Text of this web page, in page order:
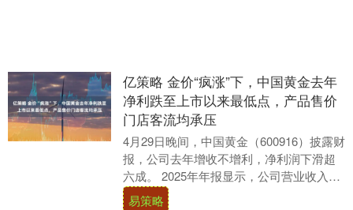
亿策略 金价“疯涨”下，中国黄金去年
净利跌至上市以来最低点，产品售价
门店客流均承压
4月29日晚间，中国黄金（600916）披露财
报，公司去年增收不增利，净利润下滑超
六成。 2025年年报显示，公司营业收入为
698.22亿元，同比上升15.48....
易策略